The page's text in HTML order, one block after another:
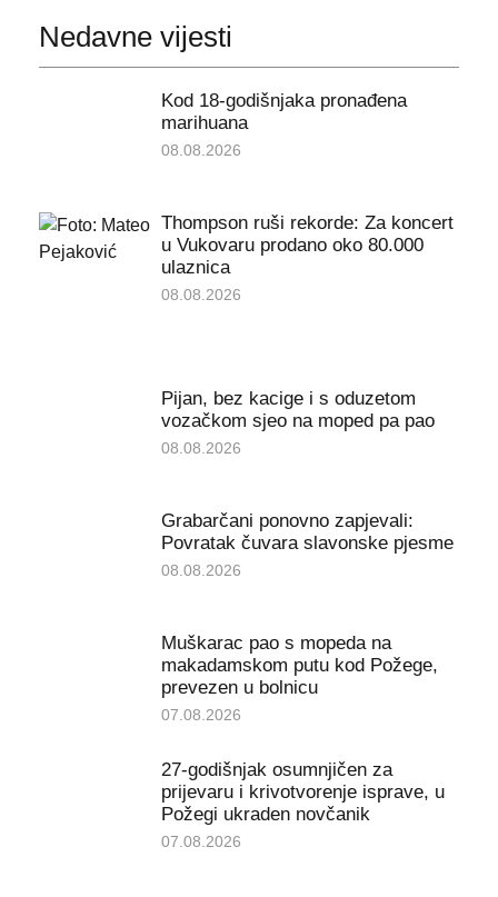
Nedavne vijesti
Kod 18-godišnjaka pronađena
marihuana
08.08.2026
Thompson ruši rekorde: Za koncert
u Vukovaru prodano oko 80.000
ulaznica
08.08.2026
Pijan, bez kacige i s oduzetom
vozačkom sjeo na moped pa pao
08.08.2026
Grabarčani ponovno zapjevali:
Povratak čuvara slavonske pjesme
08.08.2026
Muškarac pao s mopeda na
makadamskom putu kod Požege,
prevezen u bolnicu
07.08.2026
27-godišnjak osumnjičen za
prijevaru i krivotvorenje isprave, u
Požegi ukraden novčanik
07.08.2026